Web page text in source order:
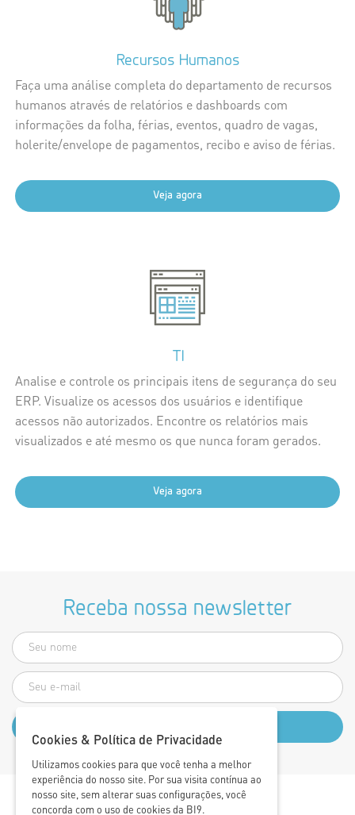
Recursos Humanos
Faça uma análise completa do departamento de recursos
humanos através de relatórios e dashboards com
informações da folha, férias, eventos, quadro de vagas,
holerite/envelope de pagamentos, recibo e aviso de férias.
Veja agora
TI
Analise e controle os principais itens de segurança do seu
ERP. Visualize os acessos dos usuários e identifique
acessos não autorizados. Encontre os relatórios mais
visualizados e até mesmo os que nunca foram gerados.
Veja agora
Receba nossa newsletter
Cookies & Política de Privacidade
Utilizamos cookies para que você tenha a melhor
experiência do nosso site. Por sua visita contínua ao
nosso site, sem alterar suas configurações, você
concorda com o uso de cookies da BI9.